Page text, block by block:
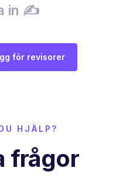
in ✍️
för revisorer
HJÄLP?
frågor